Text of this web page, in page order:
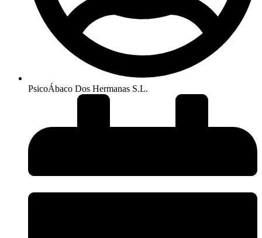
PsicoÁbaco Dos Hermanas S.L.